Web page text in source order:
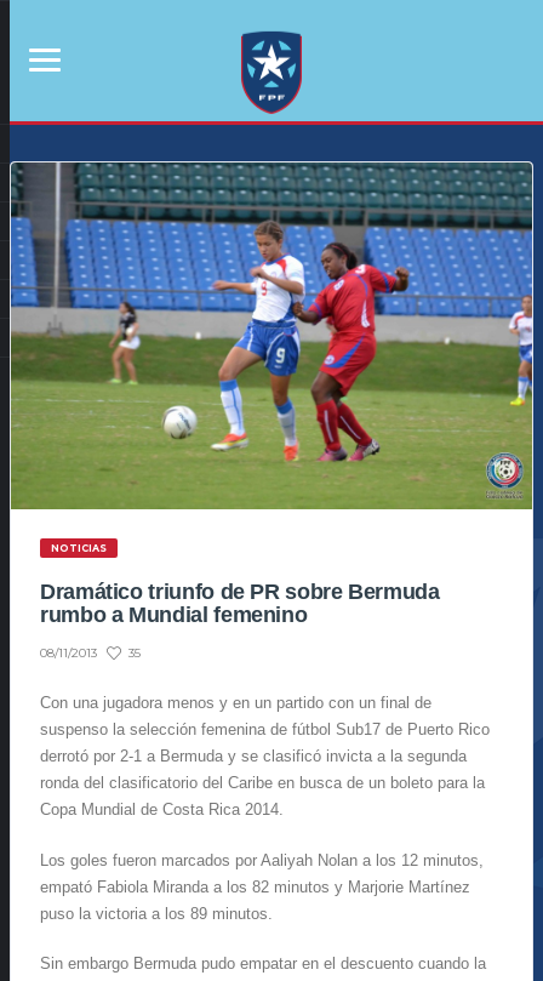
NOTICIAS
Dramático triunfo de PR sobre Bermuda
rumbo a Mundial femenino
08/11/2013 35
Con una jugadora menos y en un partido con un final de
suspenso la selección femenina de fútbol Sub17 de Puerto Rico
derrotó por 2-1 a Bermuda y se clasificó invicta a la segunda
ronda del clasificatorio del Caribe en busca de un boleto para la
Copa Mundial de Costa Rica 2014.
Los goles fueron marcados por Aaliyah Nolan a los 12 minutos,
empató Fabiola Miranda a los 82 minutos y Marjorie Martínez
puso la victoria a los 89 minutos.
Sin embargo Bermuda pudo empatar en el descuento cuando la